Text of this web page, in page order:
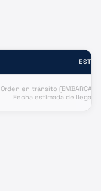
ESTADO
Orden en tránsito (EMBARCADO).
Fecha estimada de llegada a